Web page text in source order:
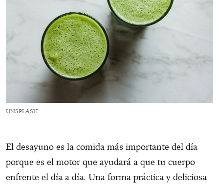
UNSPLASH
El desayuno es la comida más importante del día
porque es el motor que ayudará a que tu cuerpo
enfrente el día a día. Una forma práctica y deliciosa